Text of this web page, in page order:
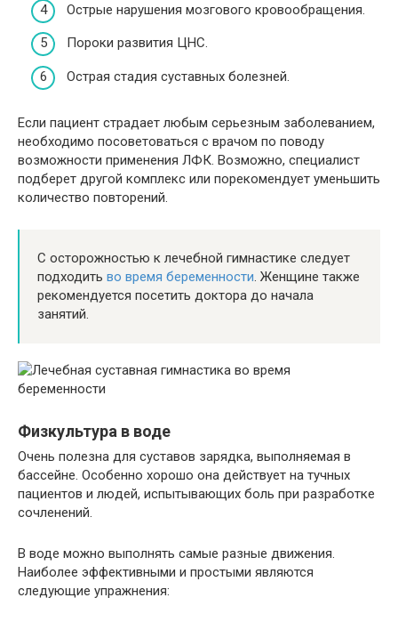
Острые нарушения мозгового кровообращения.
Пороки развития ЦНС.
Острая стадия суставных болезней.
Если пациент страдает любым серьезным заболеванием,
необходимо посоветоваться с врачом по поводу
возможности применения ЛФК. Возможно, специалист
подберет другой комплекс или порекомендует уменьшить
количество повторений.
С осторожностью к лечебной гимнастике следует
подходить во время беременности. Женщине также
рекомендуется посетить доктора до начала
занятий.
Физкультура в воде
Очень полезна для суставов зарядка, выполняемая в
бассейне. Особенно хорошо она действует на тучных
пациентов и людей, испытывающих боль при разработке
сочленений.
В воде можно выполнять самые разные движения.
Наиболее эффективными и простыми являются
следующие упражнения: